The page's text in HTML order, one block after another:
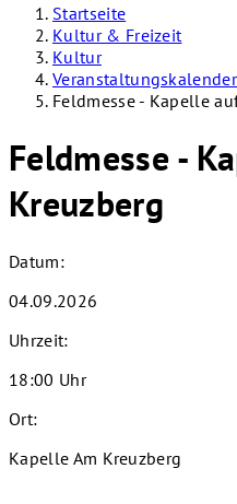
Startseite
Kultur & Freizeit
Kultur
Veranstaltungskalender
Feldmesse - Kapelle
Feldmesse -
Kreuzberg
Datum:
04.09.2026
Uhrzeit:
18:00 Uhr
Ort:
Kapelle Am Kreuzberg